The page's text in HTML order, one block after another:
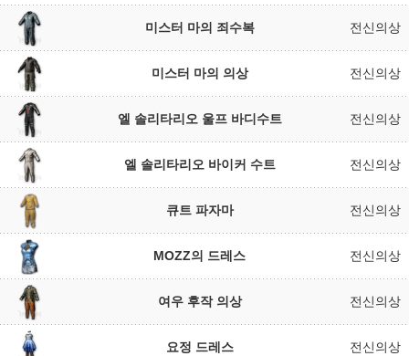
미스터 마의 죄수복 전신의상
미스터 마의 의상 전신의상
엘 솔리타리오 울프 바디수트 전신의상
엘 솔리타리오 바이커 수트 전신의상
큐트 파자마 전신의상
MOZZ의 드레스 전신의상
여우 후작 의상 전신의상
요정 드레스 전신의상